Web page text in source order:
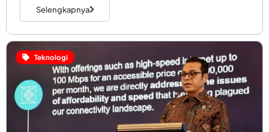
Selengkapnya
Teknologi